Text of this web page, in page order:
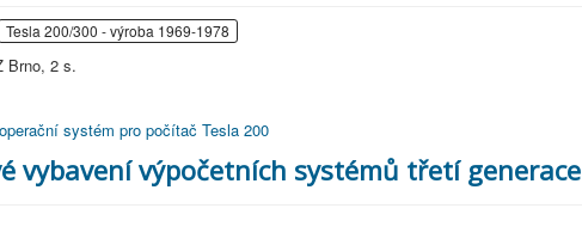
Tesla 200/300 - výroba 1969-1978
Brno, 2 s.
systém pro počítač Tesla 200
vybavení výpočetních systémů třetí generace